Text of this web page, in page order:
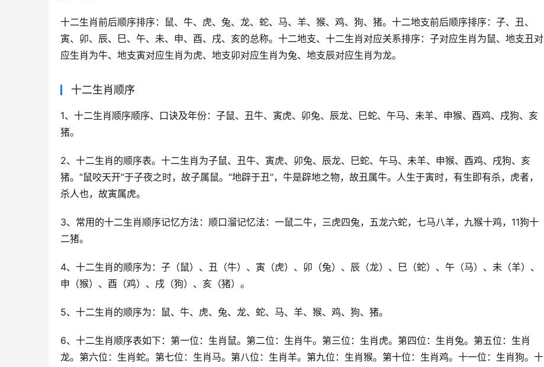
十二生肖前后顺序排序：鼠、牛、虎、兔、龙、蛇、马、羊、猴、鸡、狗、猪。十二地支前后顺序排序：子、丑、
寅、卯、辰、巳、午、未、申、酉、戌、亥的总称。十二地支、十二生肖对应关系排序：子对应生肖为鼠、地支丑对
应生肖为牛、地支寅对应生肖为虎、地支卯对应生肖为兔、地支辰对应生肖为龙。
十二生肖顺序
1、十二生肖顺序顺序、口诀及年份：子鼠、丑牛、寅虎、卯兔、辰龙、巳蛇、午马、未羊、申猴、酉鸡、戌狗、亥
猪。
2、十二生肖的顺序表。十二生肖为子鼠、丑牛、寅虎、卯兔、辰龙、巳蛇、午马、未羊、申猴、酉鸡、戌狗、亥
猪。“鼠咬天开”于子夜之时，故子属鼠。“地辟于丑”，牛是辟地之物，故丑属牛。人生于寅时，有生即有杀，虎者，
杀人也，故寅属虎。
3、常用的十二生肖顺序记忆方法：顺口溜记忆法：一鼠二牛，三虎四兔，五龙六蛇，七马八羊，九猴十鸡，11狗十
二猪。
4、十二生肖的顺序为：子（鼠）、丑（牛）、寅（虎）、卯（兔）、辰（龙）、巳（蛇）、午（马）、未（羊）、
申（猴）、酉（鸡）、戌（狗）、亥（猪）。
5、十二生肖的顺序为：鼠、牛、虎、兔、龙、蛇、马、羊、猴、鸡、狗、猪。
6、十二生肖顺序表如下：第一位：生肖鼠。第二位：生肖牛。第三位：生肖虎。第四位：生肖兔。第五位：生肖
龙。第六位：生肖蛇。第七位：生肖马。第八位：生肖羊。第九位：生肖猴。第十位：生肖鸡。十一位：生肖狗。十